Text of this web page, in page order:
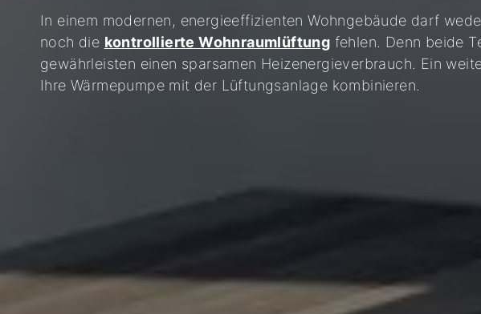
In einem modernen, energieeffizienten Wohngebäude darf
noch die kontrollierte Wohnraumlüftung fehlen. Denn beide
gewährleisten einen sparsamen Heizenergieverbrauch. Ein
Ihre Wärmepumpe mit der Lüftungsanlage kombinieren.